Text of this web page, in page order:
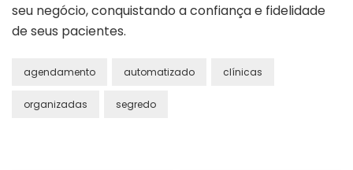
seu negócio, conquistando a confiança e fidelidade
de seus pacientes.
agendamento automatizado clínicas
organizadas segredo